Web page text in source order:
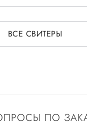
ВСЕ СВИТЕРЫ
ПО